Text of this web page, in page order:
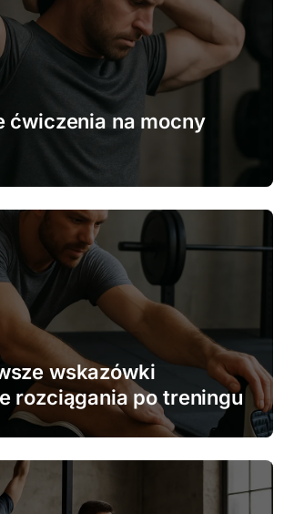
ćwiczenia na mocny
wskazówki
rozciągania po treningu